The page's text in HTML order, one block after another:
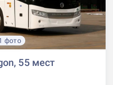
фото
55 мест